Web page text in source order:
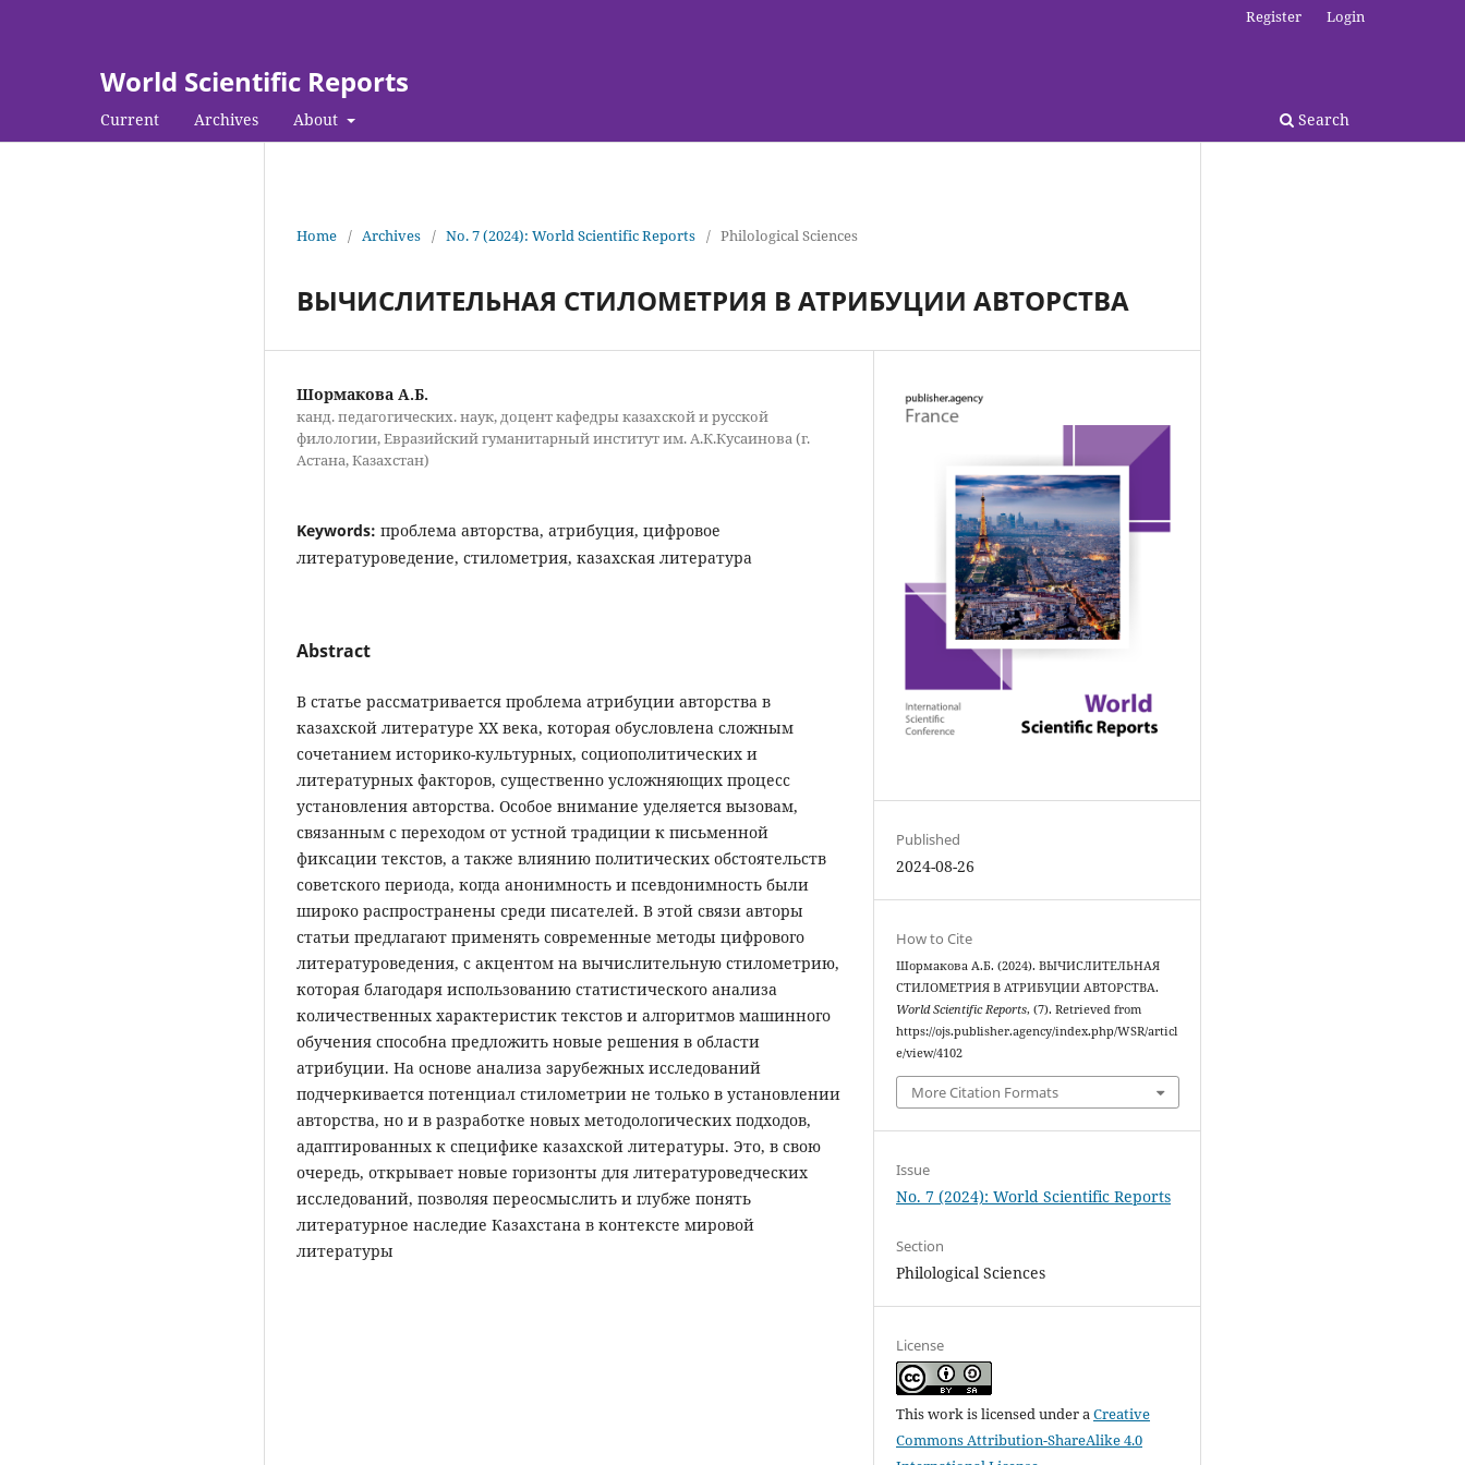
World Scientific Reports
Current Archives About Search
Register Login
Home / Archives / No. 7 (2024): World Scientific Reports / Philological Sciences
ВЫЧИСЛИТЕЛЬНАЯ СТИЛОМЕТРИЯ В АТРИБУЦИИ АВТОРСТВА
Шормакова А.Б.
канд. педагогических. наук, доцент кафедры казахской и русской
филологии, Евразийский гуманитарный институт им. А.К.Кусаинова (г.
Астана, Казахстан)
Keywords: проблема авторства, атрибуция, цифровое
литературоведение, стилометрия, казахская литература
Abstract
В статье рассматривается проблема атрибуции авторства в
казахской литературе XX века, которая обусловлена сложным
сочетанием историко-культурных, социополитических и
литературных факторов, существенно усложняющих процесс
установления авторства. Особое внимание уделяется вызовам,
связанным с переходом от устной традиции к письменной
фиксации текстов, а также влиянию политических обстоятельств
советского периода, когда анонимность и псевдонимность были
широко распространены среди писателей. В этой связи авторы
статьи предлагают применять современные методы цифрового
литературоведения, с акцентом на вычислительную стилометрию,
которая благодаря использованию статистического анализа
количественных характеристик текстов и алгоритмов машинного
обучения способна предложить новые решения в области
атрибуции. На основе анализа зарубежных исследований
подчеркивается потенциал стилометрии не только в установлении
авторства, но и в разработке новых методологических подходов,
адаптированных к специфике казахской литературы. Это, в свою
очередь, открывает новые горизонты для литературоведческих
исследований, позволяя переосмыслить и глубже понять
литературное наследие Казахстана в контексте мировой
литературы
Published
2024-08-26
How to Cite
Шормакова А.Б. (2024). ВЫЧИСЛИТЕЛЬНАЯ
СТИЛОМЕТРИЯ В АТРИБУЦИИ АВТОРСТВА.
World Scientific Reports, (7). Retrieved from
https://ojs.publisher.agency/index.php/WSR/articl
e/view/4102
More Citation Formats
Issue
No. 7 (2024): World Scientific Reports
Section
Philological Sciences
License
This work is licensed under aCreative
Commons Attribution-ShareAlike 4.0